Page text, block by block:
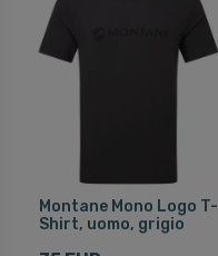
Montane Mono Logo T-
Shirt, uomo, grigio